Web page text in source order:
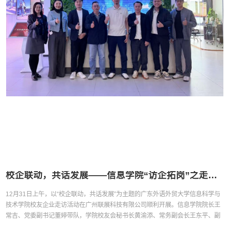
校企联动，共话发展——信息学院“访企拓岗”之走进校友企业广州联展科技有限公司
​12月31日上午，以“校企联动，共话发展”为主题的广东外语外贸大学信息科学与
技术学院校友企业走访活动在广州联展科技有限公司顺利开展。信息学院院长王
常吉、党委副书记董婷带队，学院校友会秘书长黄渝添、常务副会长王东平、副